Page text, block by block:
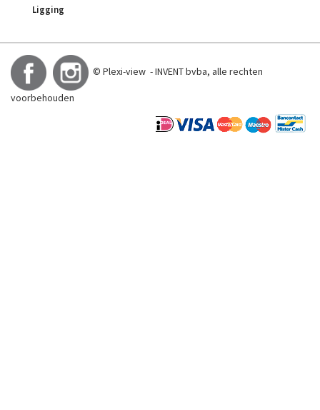
Ligging
© Plexi-view - INVENT bvba, alle rechten
voorbehouden